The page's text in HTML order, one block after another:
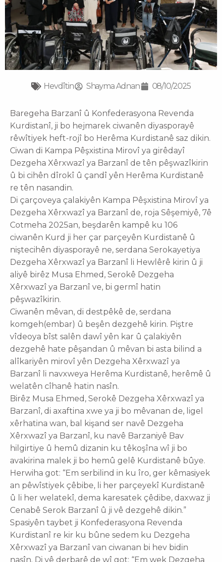
Hevdîtin Shayma Adnan 08/10/2025
Baregeha Barzanî û Konfederasyona Revenda
Kurdistanî, ji bo hejmarek ciwanên diyasporayê
rêwîtiyek heft-rojî bo Herêma Kurdistanê saz dikin.
Ciwan di Kampa Pêşxistina Mirovî ya girêdayî
Dezgeha Xêrxwazî ya Barzanî de tên pêşwazîkirin
û bi cihên dîrokî û çandî yên Herêma Kurdistanê
re tên nasandin.
Di çarçoveya çalakiyên Kampa Pêşxistina Mirovî ya
Dezgeha Xêrxwazî ya Barzanî de, roja Sêşemiyê, 7ê
Cotmeha 2025an, beşdarên kampê ku 106
ciwanên Kurd ji her çar parçeyên Kurdistanê û
niştecihên diyasporayê ne, serdana Serokayetiya
Dezgeha Xêrxwazî ya Barzanî li Hewlêrê kirin û ji
aliyê birêz Musa Ehmed, Serokê Dezgeha
Xêrxwazî ya Barzanî ve, bi germî hatin
pêşwazîkirin.
Ciwanên mêvan, di destpêkê de, serdana
komgeh(embar) û beşên dezgehê kirin. Piştre
vîdeoya bîst salên dawî yên kar û çalakiyên
dezgehê hate pêşandan û mêvan bi asta bilind a
alîkariyên mirovî yên Dezgeha Xêrxwazî ya
Barzanî li navxweya Herêma Kurdistanê, herêmê û
welatên cîhanê hatin nasîn.
Birêz Musa Ehmed, Serokê Dezgeha Xêrxwazî ya
Barzanî, di axaftina xwe ya ji bo mêvanan de, ligel
xêrhatina wan, bal kişand ser navê Dezgeha
Xêrxwazî ya Barzanî, ku navê Barzaniyê Bav
hilgirtiye û hemû dizanin ku têkoşîna wî ji bo
avakirina malek ji bo hemû gelê Kurdistanê bûye.
Herwiha got: “Em serbilind in ku îro, ger kêmasiyek
an pêwîstiyek çêbibe, li her parçeyekî Kurdistanê
û li her welatekî, dema karesatek çêdibe, daxwaz ji
Cenabê Serok Barzanî û ji vê dezgehê dikin.”
Spasiyên taybet ji Konfederasyona Revenda
Kurdistanî re kir ku bûne sedem ku Dezgeha
Xêrxwazî ya Barzanî van ciwanan bi hev bidin
nasîn. Di vê derbarê de wî got: “Em wek Dezgeha